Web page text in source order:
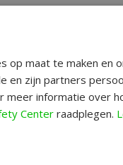
op maat te maken en
en zijn partners
informatie over
Centerraadplegen.